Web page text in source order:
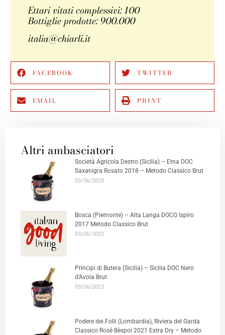
Ettari vitati complessivi: 100
Bottiglie prodotte: 900.000
italia@chiarli.it
FACEBOOK TWITTER
EMAIL PRINT
Altri ambasciatori
Società Agricola Destro (Sicilia) – Etna DOC
Saxanigra Rosato 2018 – Metodo Classico Brut
03/06/2023
Bosca (Piemonte) – Alta Langa DOCG Ispiro
2017 Metodo Classico Brut
03/06/2023
Principi di Butera (Sicilia) – Sicilia DOC Nero
d’Avola Brut
03/06/2023
Podere dei Folli (Lombardia), Riviera del Garda
Classico Rosé Bèspoi 2021 Extra Dry – Metodo